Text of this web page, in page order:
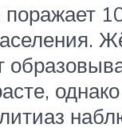
поражает